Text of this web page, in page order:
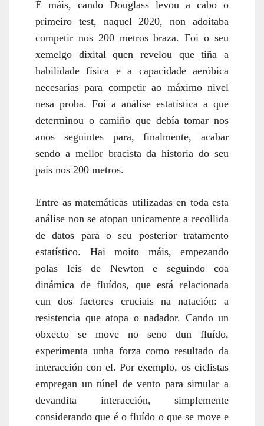
É máis, cando Douglass levou a cabo o
primeiro test, naquel 2020, non adoitaba
competir nos 200 metros braza. Foi o seu
xemelgo dixital quen revelou que tiña a
habilidade física e a capacidade aeróbica
necesarias para competir ao máximo nivel
nesa proba. Foi a análise estatística a que
determinou o camiño que debía tomar nos
anos seguintes para, finalmente, acabar
sendo a mellor bracista da historia do seu
país nos 200 metros.
Entre as matemáticas utilizadas en toda esta
análise non se atopan unicamente a recollida
de datos para o seu posterior tratamento
estatístico. Hai moito máis, empezando
polas leis de Newton e seguindo coa
dinámica de fluídos, que está relacionada
cun dos factores cruciais na natación: a
resistencia que atopa o nadador. Cando un
obxecto se move no seno dun fluído,
experimenta unha forza como resultado da
interacción con el. Por exemplo, os ciclistas
empregan un túnel de vento para simular a
devandita interacción, simplemente
considerando que é o fluído o que se move e